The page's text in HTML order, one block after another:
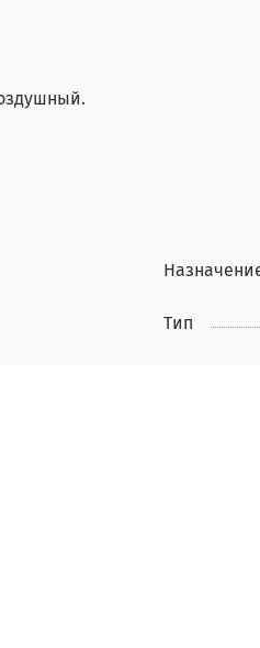
Тип